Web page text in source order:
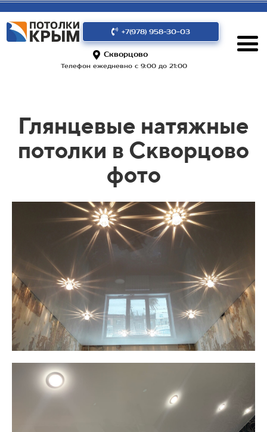
+7(978) 958-30-03
Скворцово
Телефон ежедневно с 9:00 до 21:00
Глянцевые натяжные
потолки в Скворцово
фото